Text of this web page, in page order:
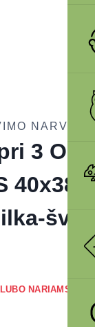
NARVAI
3
NARIAMS